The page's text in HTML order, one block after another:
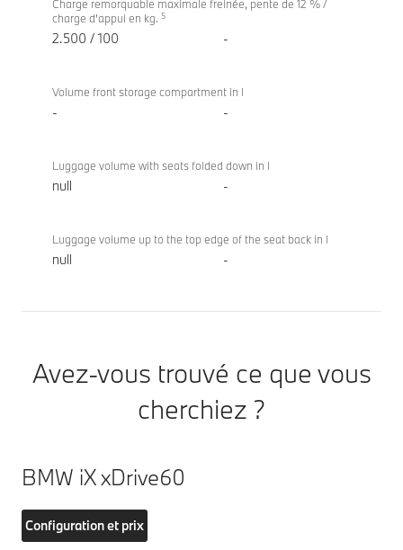
Charge remorquable maximale freinée, pente de 12 % /
charge d'appui en kg. 5
2.500 / 100 -
Volume front storage compartment in l
- -
Luggage volume with seats folded down in l
null -
Luggage volume up to the top edge of the seat back in l
null -
Avez-vous trouvé ce que vous
cherchiez ?
BMW iX xDrive60
Configuration et prix